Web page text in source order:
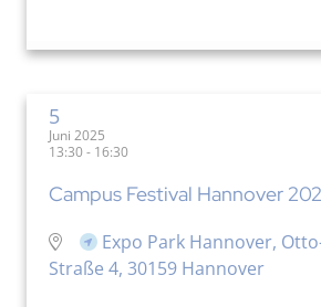
5
Juni 2025
13:30 - 16:30
Campus Festival Hannover
Expo Park Hannover,
Straße 4, 30159 Hannover